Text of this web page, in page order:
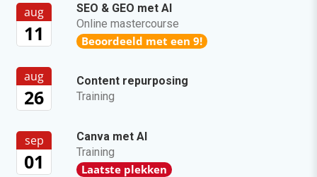
aug
11
SEO & GEO met AI
Online mastercourse
Beoordeeld met een 9!
aug
26
Content repurposing
Training
sep
01
Canva met AI
Training
Laatste plekken